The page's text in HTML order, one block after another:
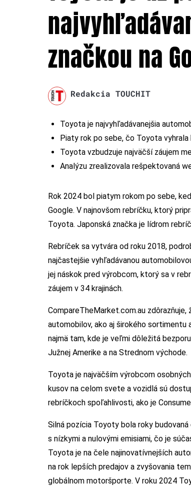
značkou na
Redakcia TOUCHIT
Toyota je najvyhľadávanejšia
Piaty rok po sebe, čo Toyota
Toyota vzbudzuje najväčší záujem
Analýzu zrealizovala rešpektovaná
Rok 2024 bol piatym rokom po sebe,
Google. V najnovšom rebríčku, ktorý
Toyota. Japonská značka je lídrom
Rebríček sa vytvára od roku 2018,
najčastejšie vyhľadávanou
jej náskok pred výrobcom, ktorý sa v
záujem v 34 krajinách.
CompareTheMarket.com.au
automobilov, ako aj širokého sortimentu
najmä tam, kde je veľmi dôležitá
Južnej Amerike a na Strednom východe.
Toyota je najväčším výrobcom
kusov na celom svete a vozidlá sú
rebríčkoch spoľahlivosti, ako je
Silná pozícia Toyoty bola roky
s nízkymi a nulovými emisiami, čo je
Toyota je na čele najinovatívnejších
na rok lepších predajov a zvyšovania
globálnom motoršporte. V roku 2024